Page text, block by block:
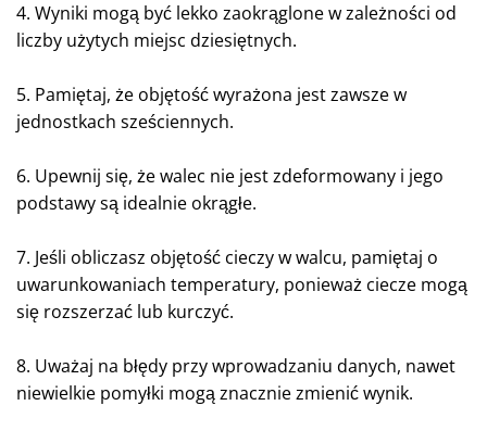
4. Wyniki mogą być lekko zaokrąglone w zależności od
liczby użytych miejsc dziesiętnych.
5. Pamiętaj, że objętość wyrażona jest zawsze w
jednostkach sześciennych.
6. Upewnij się, że walec nie jest zdeformowany i jego
podstawy są idealnie okrągłe.
7. Jeśli obliczasz objętość cieczy w walcu, pamiętaj o
uwarunkowaniach temperatury, ponieważ ciecze mogą
się rozszerzać lub kurczyć.
8. Uważaj na błędy przy wprowadzaniu danych, nawet
niewielkie pomyłki mogą znacznie zmienić wynik.